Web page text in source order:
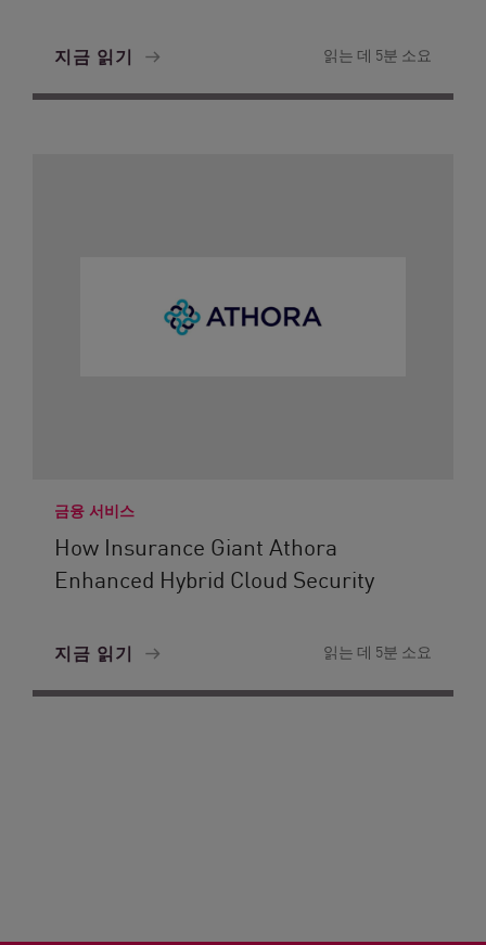
지금 읽기 읽는 데 5분 소요
금융 서비스
How Insurance Giant Athora
Enhanced Hybrid Cloud Security
지금 읽기 읽는 데 5분 소요